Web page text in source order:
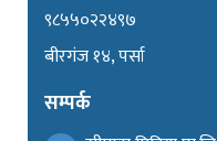
९८५५०२२४९७
बीरगंज १४, पर्सा
सम्पर्क